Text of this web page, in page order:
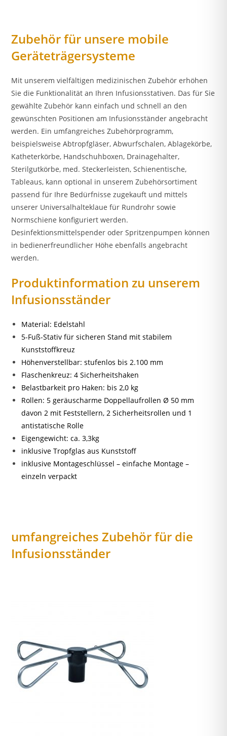
Zubehör für unsere mobile
Geräteträgersysteme
Mit unserem vielfältigen medizinischen Zubehör erhöhen
Sie die Funktionalität an Ihren Infusionsstativen. Das für Sie
gewählte Zubehör kann einfach und schnell an den
gewünschten Positionen am Infusionsständer angebracht
werden. Ein umfangreiches Zubehörprogramm,
beispielsweise Abtropfgläser, Abwurfschalen, Ablagekörbe,
Katheterkörbe, Handschuhboxen, Drainagehalter,
Sterilgutkörbe, med. Steckerleisten, Schienentische,
Tableaus, kann optional in unserem Zubehörsortiment
passend für Ihre Bedürfnisse zugekauft und mittels
unserer Universalhalteklaue für Rundrohr sowie
Normschiene konfiguriert werden.
Desinfektionsmittelspender oder Spritzenpumpen können
in bedienerfreundlicher Höhe ebenfalls angebracht
werden.
Produktinformation zu unserem
Infusionsständer
Material: Edelstahl
5-Fuß-Stativ für sicheren Stand mit stabilem
Kunststoffkreuz
Höhenverstellbar: stufenlos bis 2.100 mm
Flaschenkreuz: 4 Sicherheitshaken
Belastbarkeit pro Haken: bis 2,0 kg
Rollen: 5 geräuscharme Doppellaufrollen Ø 50 mm
davon 2 mit Feststellern, 2 Sicherheitsrollen und 1
antistatische Rolle
Eigengewicht: ca. 3,3kg
inklusive Tropfglas aus Kunststoff
inklusive Montageschlüssel – einfache Montage –
einzeln verpackt
umfangreiches Zubehör für die
Infusionsständer